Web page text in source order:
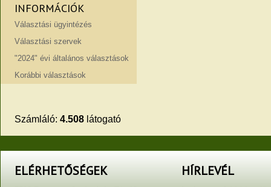
INFORMÁCIÓK
Választási ügyintézés
Választási szervek
"2024" évi általános választások
Korábbi választások
Számláló: 4.508látogató
ELÉRHETŐSÉGEK HÍRLEVÉL